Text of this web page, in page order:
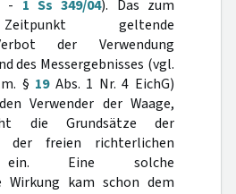
- 1 Ss 349/04). Das zum
geltende
der Verwendung
des Messergebnisses (vgl.
§ 19Abs. 1 Nr. 4 EichG)
Verwender der Waage,
die Grundsätze der
der freien richterlichen
ein. Eine solche
Wirkung kam schon dem